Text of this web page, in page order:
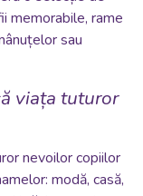
memorabile, rame
sau
viața tuturor
nevoilor copiilor
modă, casă,